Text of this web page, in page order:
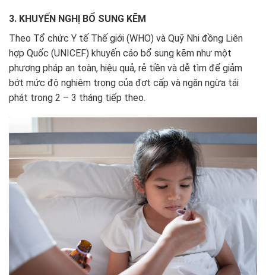
3. KHUYẾN NGHỊ BỔ SUNG KẼM
Theo Tổ chức Y tế Thế giới (WHO) và Quỹ Nhi đồng Liên
hợp Quốc (UNICEF) khuyến cáo bổ sung kẽm như một
phương pháp an toàn, hiệu quả, rẻ tiền và dễ tìm để giảm
bớt mức độ nghiêm trọng của đợt cấp và ngăn ngừa tái
phát trong 2 – 3 tháng tiếp theo.